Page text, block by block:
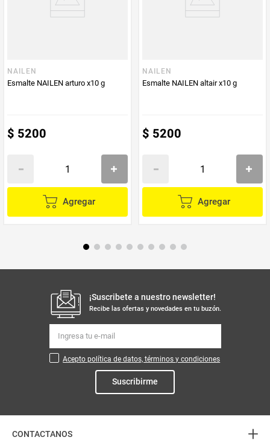
NAILEN
Esmalte NAILEN arturo x10 g
$ 5200
Agregar
NAILEN
Esmalte NAILEN altair x10 g
$ 5200
Agregar
¡Suscribete a nuestro newsletter!
Recibe las ofertas y novedades en tu buzón.
Acepto política de datos, términos y condiciones
Suscribirme
CONTACTANOS +